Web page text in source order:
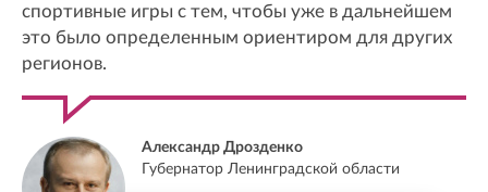
спортивные игры с тем, чтобы уже в дальнейшем
это было определенным ориентиром для других
регионов.
Александр Дрозденко
Губернатор Ленинградской области